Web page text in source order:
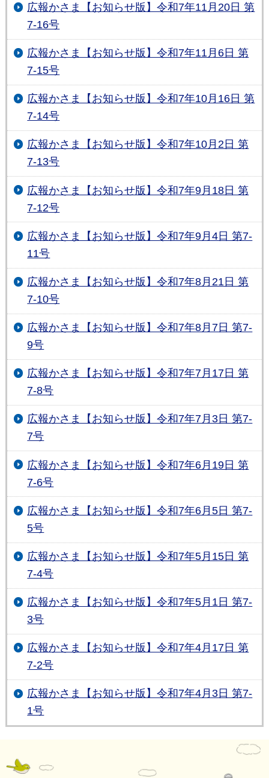
広報かさま【お知らせ版】令和7年11月20日 第
7-16号
広報かさま【お知らせ版】令和7年11月6日 第
7-15号
広報かさま【お知らせ版】令和7年10月16日 第
7-14号
広報かさま【お知らせ版】令和7年10月2日 第
7-13号
広報かさま【お知らせ版】令和7年9月18日 第
7-12号
広報かさま【お知らせ版】令和7年9月4日 第7-
11号
広報かさま【お知らせ版】令和7年8月21日 第
7-10号
広報かさま【お知らせ版】令和7年8月7日 第7-
9号
広報かさま【お知らせ版】令和7年7月17日 第
7-8号
広報かさま【お知らせ版】令和7年7月3日 第7-
7号
広報かさま【お知らせ版】令和7年6月19日 第
7-6号
広報かさま【お知らせ版】令和7年6月5日 第7-
5号
広報かさま【お知らせ版】令和7年5月15日 第
7-4号
広報かさま【お知らせ版】令和7年5月1日 第7-
3号
広報かさま【お知らせ版】令和7年4月17日 第
7-2号
広報かさま【お知らせ版】令和7年4月3日 第7-
1号